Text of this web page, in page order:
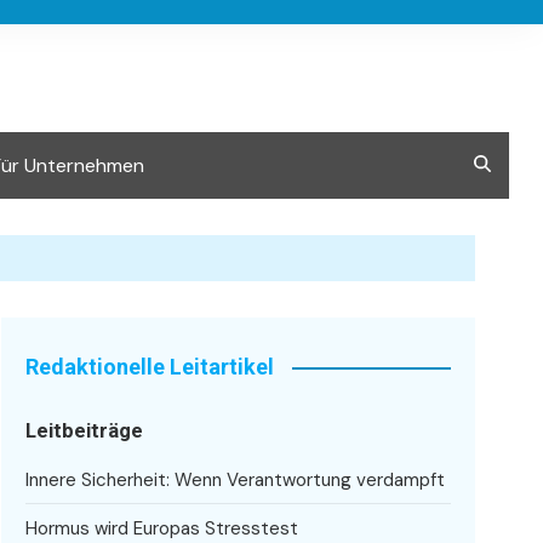
Unternehmen
Redaktionelle Leitartikel
Leitbeiträge
Innere Sicherheit: Wenn Verantwortung verdampft
Hormus wird Europas Stresstest